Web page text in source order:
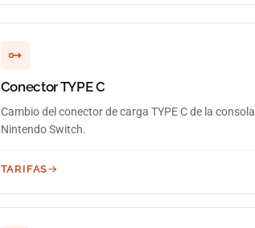
Conector TYPE C
Cambio del conector de carga TYPE C de la consola
Nintendo Switch.
TARIFAS